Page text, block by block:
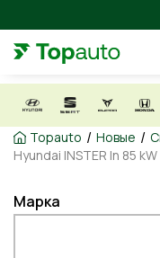
Topauto / Новые /
Hyundai INSTER In 85 kW
Марка